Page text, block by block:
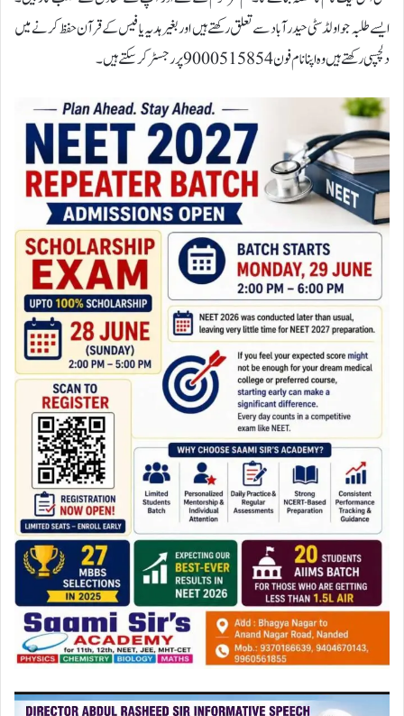
ایسے طلبہ جو اولڈ سٹی حیدرآباد سے تعلق رکھتے ہیں اور بغیر ہدیہ یا فیس کے قرآن حفظ کرنے میں
دلچسپی رکھتے ہیں وہ اپنا نام فون 9000515854پررجسٹر کرسکتے ہیں۔